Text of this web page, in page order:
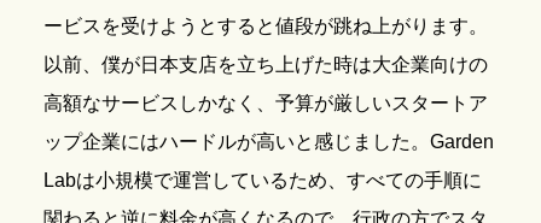
ービスを受けようとすると値段が跳ね上がります。
以前、僕が日本支店を立ち上げた時は大企業向けの
高額なサービスしかなく、予算が厳しいスタートア
ップ企業にはハードルが高いと感じました。Garden
Labは小規模で運営しているため、すべての手順に